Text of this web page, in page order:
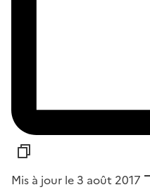
Mis à jour le 3 août 2017